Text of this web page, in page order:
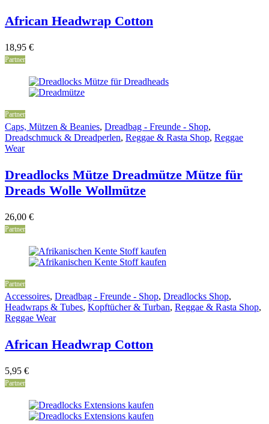
African Headwrap Cotton
18,95 €
Partner
Partner
Caps, Mützen & Beanies, Dreadbag - Freunde - Shop,
Dreadschmuck & Dreadperlen, Reggae & Rasta Shop, Reggae
Wear
Dreadlocks Mütze Dreadmütze Mütze für
Dreads Wolle Wollmütze
26,00 €
Partner
Partner
Accessoires, Dreadbag - Freunde - Shop, Dreadlocks Shop,
Headwraps & Tubes, Kopftücher & Turban, Reggae & Rasta Shop,
Reggae Wear
African Headwrap Cotton
5,95 €
Partner